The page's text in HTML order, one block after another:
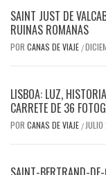
SAINT JUST DE
RUINAS ROMANAS
POR CANAS DE VIAJE /
LISBOA: LUZ,
CARRETE DE 36
POR CANAS DE VIAJE /